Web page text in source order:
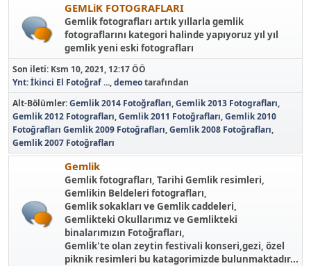
GEMLiK FOTOGRAFLARI
Gemlik fotografları artık yıllarla gemlik
fotograflarını kategori halinde yapıyoruz yıl yıl
gemlik yeni eski fotografları
Son ileti: Ksm 10, 2021, 12:17 ÖÖ
Ynt: İkinci El Fotoğraf ...,demeotarafından
Alt-Bölümler Gemlik 2014 Fotoğrafları Gemlik 2013 Fotografları
Gemlik 2012 Fotografları Gemlik 2011 Fotoğrafları Gemlik 2010
Fotoğrafları Gemlik 2009 Fotoğrafları Gemlik 2008 Fotoğrafları
Gemlik 2007 Fotoğrafları
Gemlik
Gemlik fotografları, Tarihi Gemlik resimleri,
Gemlikin Beldeleri fotografları,
Gemlik sokakları ve Gemlik caddeleri,
Gemlikteki Okullarımız ve Gemlikteki
binalarımızın Fotoğrafları,
Gemlik'te olan zeytin festivali konseri,gezi, özel
piknik resimleri bu katagorimizde bulunmaktadır...